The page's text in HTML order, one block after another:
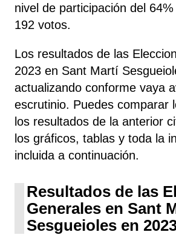
nivel de participación del
192 votos.
Los resultados de las
2023 en Sant Martí
actualizando conforme vaya
escrutinio. Puedes comparar
los resultados de la anterior
los gráficos, tablas y toda la
incluida a continuación.
Resultados de las
Generales en Sant
Sesgueioles en